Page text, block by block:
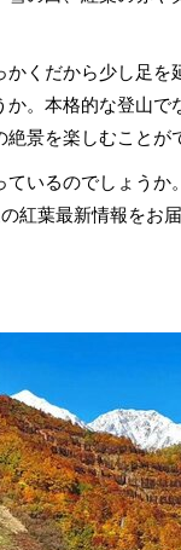
くだから少し足を
。本格的な登山で
景を楽しむことが
いるのでしょうか
紅葉最新情報をお届